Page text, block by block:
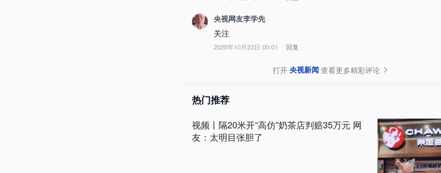
央视网友李学先
关注
2025年10月23日 00:01 回复
打开央视新闻查看更多精彩评论
热门推荐
视频丨隔20米开“高仿”奶茶店判赔35万元 网
友：太明目张胆了